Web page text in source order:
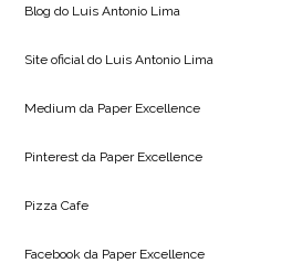
Blog do Luis Antonio Lima
Site oficial do Luis Antonio Lima
Medium da Paper Excellence
Pinterest da Paper Excellence
Pizza Cafe
Facebook da Paper Excellence